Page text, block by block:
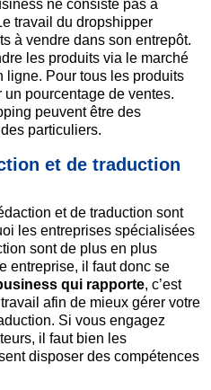
ne consiste pas à
travail du dropshipper
à vendre dans son entrepôt.
les produits via le marché
ligne. Pour tous les produits
pourcentage de ventes.
peuvent être des
particuliers.
et de traduction
et de traduction sont
les entreprises spécialisées
sont de plus en plus
entreprise, il faut donc se
qui rapporte, c’est
afin de mieux gérer votre
Si vous engagez
il faut bien les
disposer des compétences